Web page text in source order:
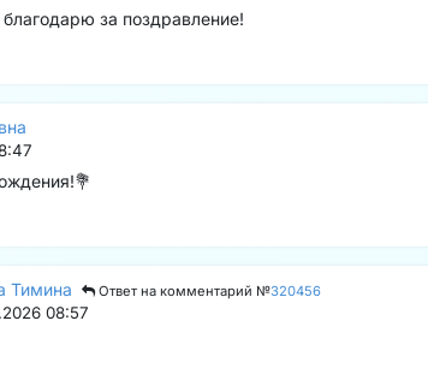
за поздравление!
Тимина Ответ на комментарий №320456
08:57